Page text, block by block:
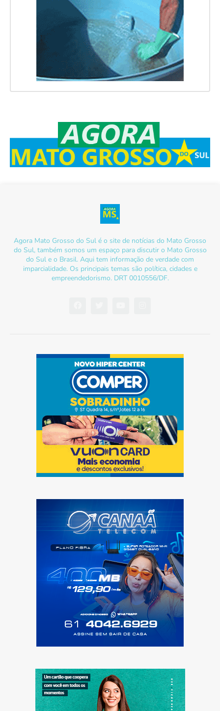
Agora Mato Grosso do Sul é o site de notícias do Mato Grosso
do Sul, também somos um espaço para discutir o Mato Grosso
do Sul e o Brasil. Aqui tem informação de verdade com
imparcialidade. Os principais temas são política, cidades e
empreendedorismo. DRT 0010556/DF.